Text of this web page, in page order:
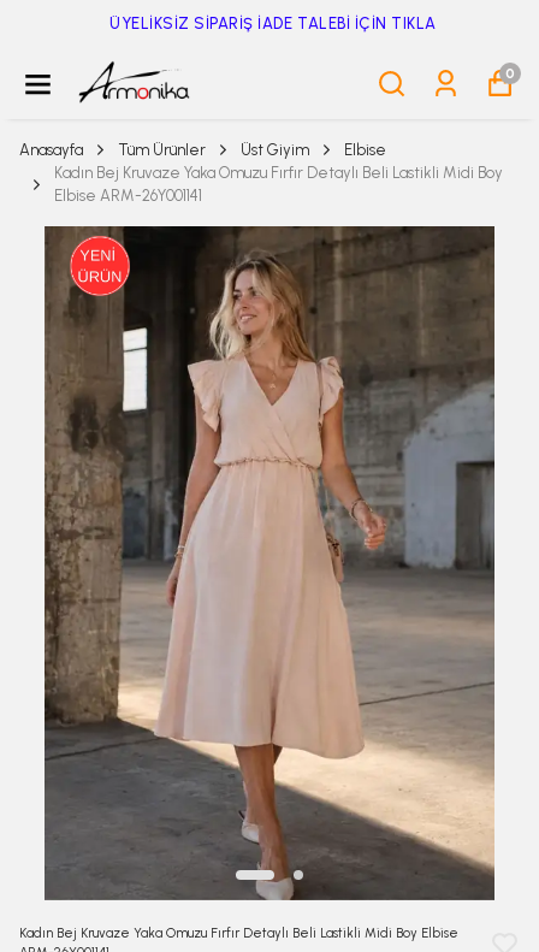
ÜYELİKSİZ SİPARİŞ İADE TALEBİ İÇİN TIKLA
0
Anasayfa Tüm Ürünler Üst Giyim
Elbise
Kadın Bej Kruvaze Yaka Omuzu Fırfır Detaylı Beli Lastikli Midi Boy
Elbise ARM-26Y001141
Kadın Bej Kruvaze Yaka Omuzu Fırfır Detaylı Beli Lastikli Midi Boy Elbise